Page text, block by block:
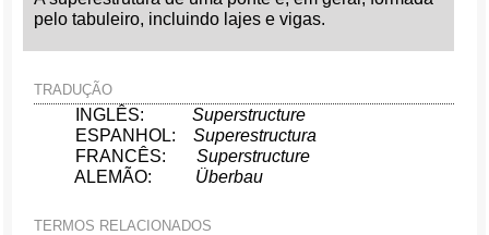
pelo tabuleiro, incluindo lajes e vigas.
TRADUÇÃO
INGLÊS:Superstructure
ESPANHOL:Superestructura
FRANCÊS:Superstructure
ALEMÃO: Überbau
TERMOS RELACIONADOS